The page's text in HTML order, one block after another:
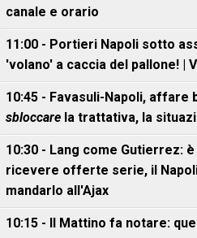
canale e orario
11:00 - Portieri Napoli sotto
'volano' a caccia del pallone! |
10:45 - Favasuli-Napoli, affare
sbloccare la trattativa, la
10:30 - Lang come Gutierrez:
ricevere offerte serie, il
mandarlo all'Ajax
10:15 - Il Mattino fa notare: